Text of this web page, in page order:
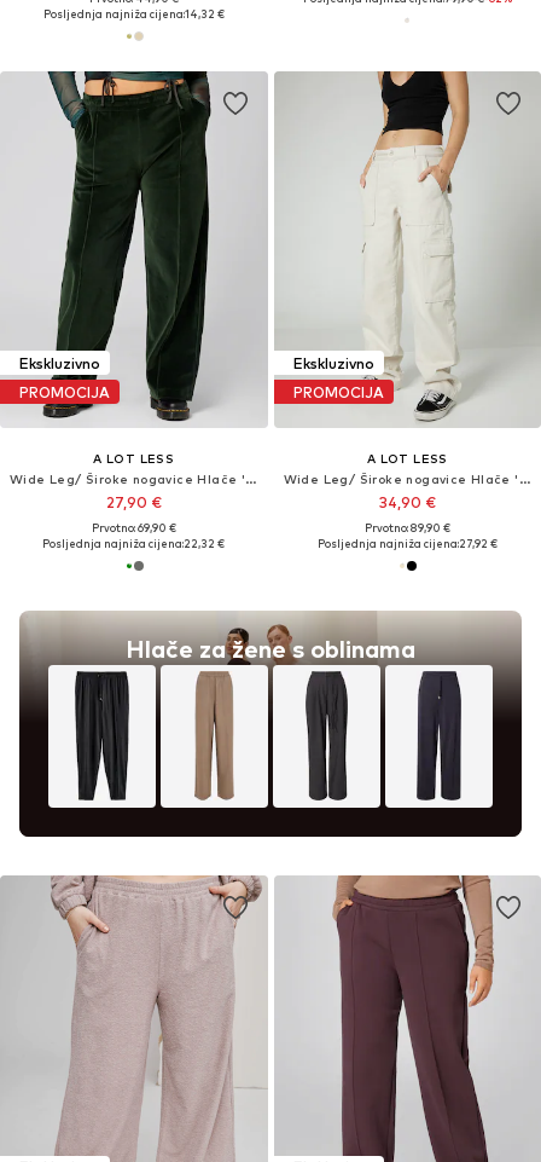
Posljednja najniža cijena:14,32 €
Ekskluzivno
PROMOCIJA
A LOT LESS
Wide Leg/ Široke nogavice Hlače 'Henriette'
27,90 €
Prvotno: 69,90 €
Posljednja najniža cijena:22,32 €
Hlače za žene s oblinama
Ekskluzivno
PROMOCIJA
A LOT LESS
Wide Leg/ Široke nogavice Hlače 'Frances'
34,90 €
Prvotno: 89,90 €
Posljednja najniža cijena:27,92 €